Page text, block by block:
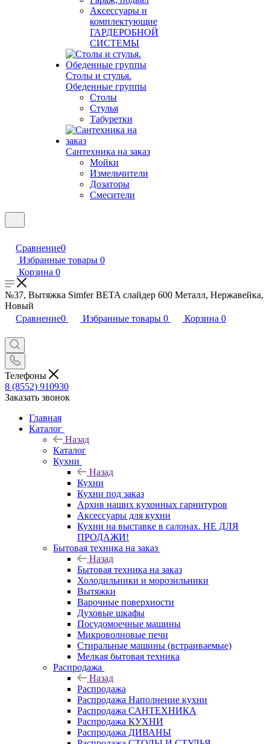
Аксессуары и
комплектующие
ГАРДЕРОБНОЙ
СИСТЕМЫ
Столы и стулья.
Обеденные группы
Столы
Стулья
Табуретки
Сантехника на заказ
Мойки
Измельчители
Дозаторы
Смесители
Сравнение0
Избранные товары 0
Корзина 0
№37, Вытяжка Simfer BETA слайдер 600 Металл, Нержавейка,
Новый
Сравнение0 Избранные товары 0 Корзина 0
Телефоны
8 (8552) 910930
Заказать звонок
Главная
Каталог
Назад
Каталог
Кухни
Назад
Кухни
Кухни под заказ
Архив наших кухонных гарнитуров
Аксессуары для кухни
Кухни на выставке в салонах. НЕ ДЛЯ
ПРОДАЖИ!
Бытовая техника на заказ
Назад
Бытовая техника на заказ
Холодильники и морозильники
Вытяжки
Варочные поверхности
Духовые шкафы
Посудомоечные машины
Микроволновые печи
Стиральные машины (встраиваемые)
Мелкая бытовая техника
Распродажа
Назад
Распродажа
Распродажа Наполнение кухни
Распродажа САНТЕХНИКА
Распродажа КУХНИ
Распродажа ДИВАНЫ